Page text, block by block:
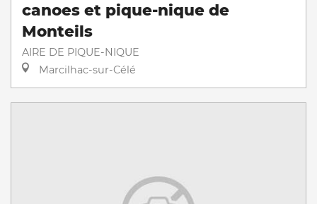
canoes et pique-nique de
Monteils
AIRE DE PIQUE-NIQUE
Marcilhac-sur-Célé